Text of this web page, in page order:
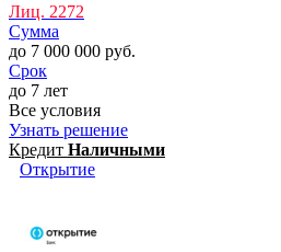
Лиц. 2272
Сумма
до 7 000 000 руб.
Срок
до 7 лет
Все условия
Узнать решение
Кредит Наличными
Открытие